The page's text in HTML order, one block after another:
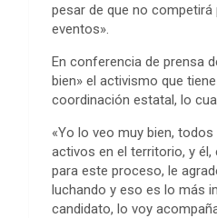
pesar de que no
eventos».
En conferencia de prensa
bien» el activismo que
coordinación estatal, lo
«Yo lo veo muy bien,
activos en el territorio, y
para este proceso, le
luchando y eso es lo más
candidato, lo voy